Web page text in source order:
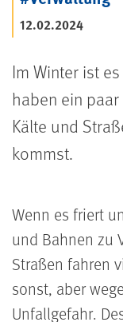
12.02.2024
Im Winter ist
haben ein
Kälte und
kommst.
Wenn es friert
und Bahnen zu
Straßen fahren
sonst, aber
Unfallgefahr.